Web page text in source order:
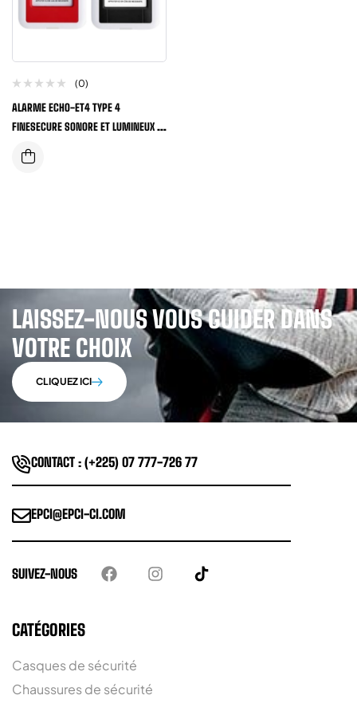
(0)
ALARME ECHO-ET4 TYPE 4
FINESECURE SONORE ET LUMINEUX +
PILE
LAISSEZ-NOUS VOUS GUIDER DANS
VOTRE CHOIX
CLIQUEZ ICI
CONTACT : (+225) 07 777-726 77
EPCI@EPCI-CI.COM
SUIVEZ-NOUS
CATÉGORIES
Casques de sécurité
Chaussures de sécurité